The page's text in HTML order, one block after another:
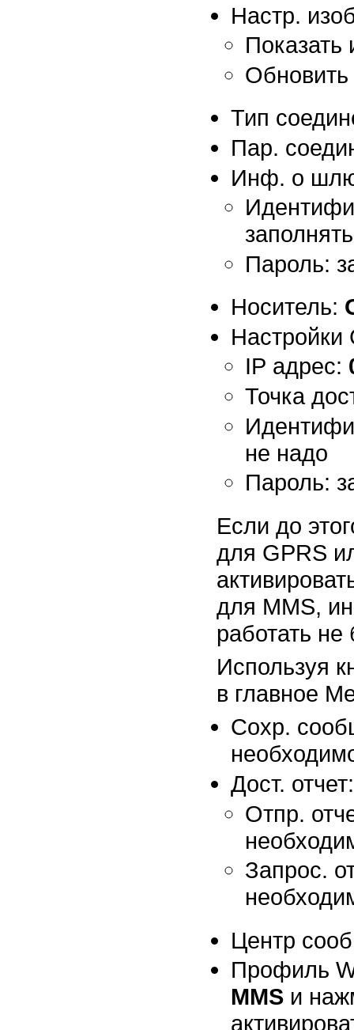
Настр.
Тип
Пар.
Инф. о
Пароль:
Носитель:
Настройки
IP адрес:
Точка
не надо
Пароль:
Если до
для GPRS
для MMS,
работать не
Используя
в главное
Сохр.
Дост. отчет:
Отпр.
Запрос.
Центр
Профиль
MMS и